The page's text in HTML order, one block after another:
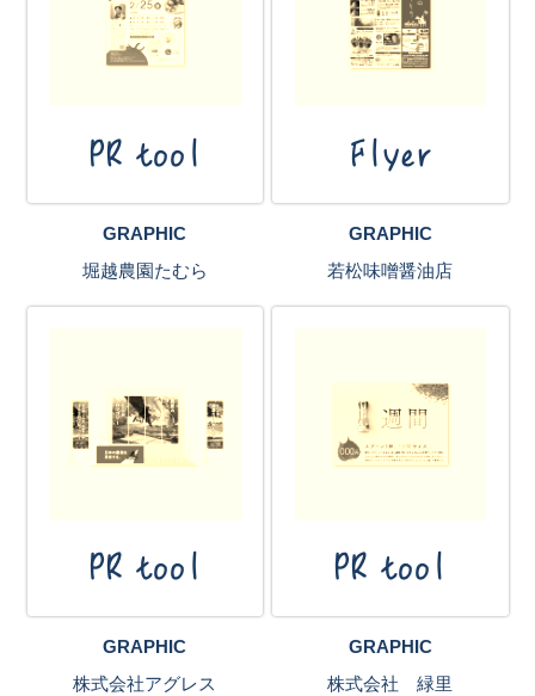
PR tool
GRAPHIC
堀越農園たむら
Flyer
GRAPHIC
若松味噌醤油店
PR tool
GRAPHIC
株式会社アグレス
PR tool
GRAPHIC
株式会社 緑里